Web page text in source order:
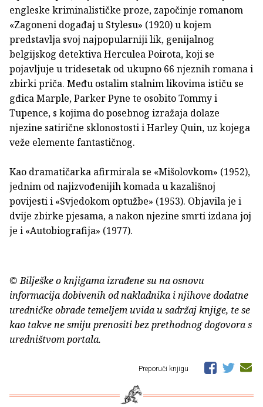
engleske kriminalističke proze, započinje romanom
«Zagoneni događaj u Stylesu» (1920) u kojem
predstavlja svoj najpopularniji lik, genijalnog
belgijskog detektiva Herculea Poirota, koji se
pojavljuje u tridesetak od ukupno 66 njeznih romana i
zbirki priča. Među ostalim stalnim likovima ističu se
gđica Marple, Parker Pyne te osobito Tommy i
Tupence, s kojima do posebnog izražaja dolaze
njezine satirične sklonostosti i Harley Quin, uz kojega
veže elemente fantastičnog.
Kao dramatičarka afirmirala se «Mišolovkom» (1952),
jednim od najizvođenijih komada u kazališnoj
povijesti i «Svjedokom optužbe» (1953). Objavila je i
dvije zbirke pjesama, a nakon njezine smrti izdana joj
je i «Autobiografija» (1977).
© Bilješke o knjigama izrađene su na osnovu
informacija dobivenih od nakladnika i njihove dodatne
uredničke obrade temeljem uvida u sadržaj knjige, te se
kao takve ne smiju prenositi bez prethodnog dogovora s
uredništvom portala.
Preporuči knjigu